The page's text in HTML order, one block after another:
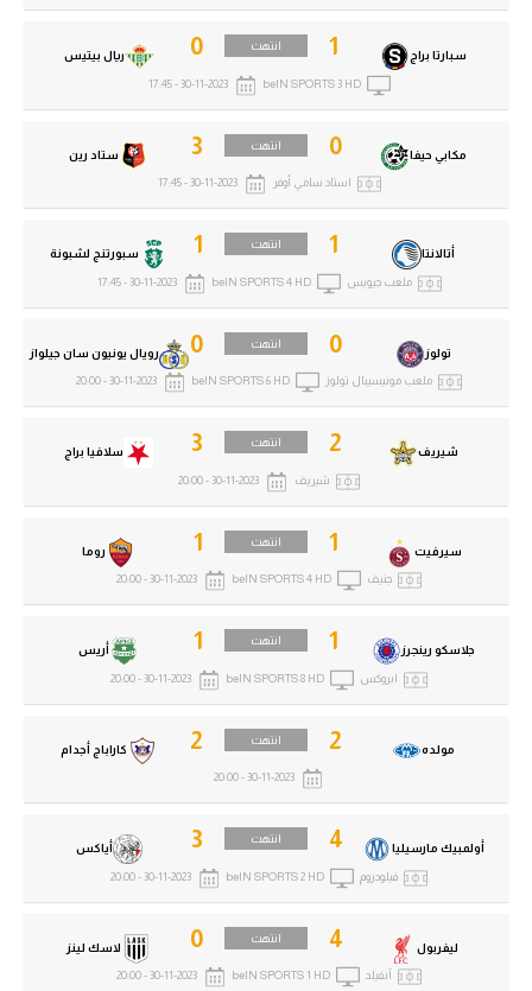
ليفربول 4 انتهت
لاسك لينز 0
آنفيلد beIN SPORTS 1 HD
30-11-2023 - 20:00
أولمبيك مارسيليا 4 انتهت
أياكس 3
فيلودروم beIN SPORTS 2 HD
30-11-2023 - 20:00
مولده 2 انتهت
كاراباج أجدام 2
30-11-2023 - 20:00
جلاسكو رينجرز 1 انتهت
أريس 1
ابروكس beIN SPORTS 8 HD
30-11-2023 - 20:00
سيرفيت 1 انتهت
روما 1
جنيف beIN SPORTS 4 HD
30-11-2023 - 20:00
شيريف 2 انتهت
سلافيا براج 3
شيريف 30-11-2023 - 20:00
تولوز 0 انتهت
رويال يونيون سان جيلواز 0
ملعب مونيسيبال تولوز beIN SPORTS 6 HD
30-11-2023 - 20:00
أتالانتا 1 انتهت
سبورتنج لشبونة 1
ملعب جيويس beIN SPORTS 4 HD
30-11-2023 - 17:45
مكابي حيفا 0 انتهت
ستاد رين 3
استاد سامي أوفر 30-11-2023 - 17:45
سبارتا براج 1 انتهت
ريال بيتيس 0
beIN SPORTS 3 HD
30-11-2023 - 17:45